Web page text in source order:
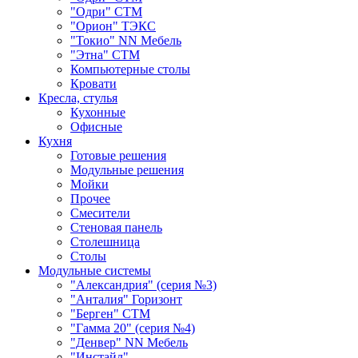
"Одри" СТМ
"Орион" ТЭКС
"Токио" NN Мебель
"Этна" СТМ
Компьютерные столы
Кровати
Кресла, стулья
Кухонные
Офисные
Кухня
Готовые решения
Модульные решения
Мойки
Прочее
Смесители
Стеновая панель
Столешница
Столы
Модульные системы
"Александрия" (серия №3)
"Анталия" Горизонт
"Берген" СТМ
"Гамма 20" (серия №4)
"Денвер" NN Мебель